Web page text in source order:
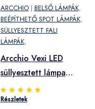
ARCCHIO| BELSŐ LÁMPÁK,
BEÉPÍTHETŐ SPOT LÁMPÁK,
SÜLLYESZTETT FALI
LÁMPÁK,
Arcchio Vexi LED
süllyesztett lámpa
CCT fekete Ø 7,5 cm
Részletek